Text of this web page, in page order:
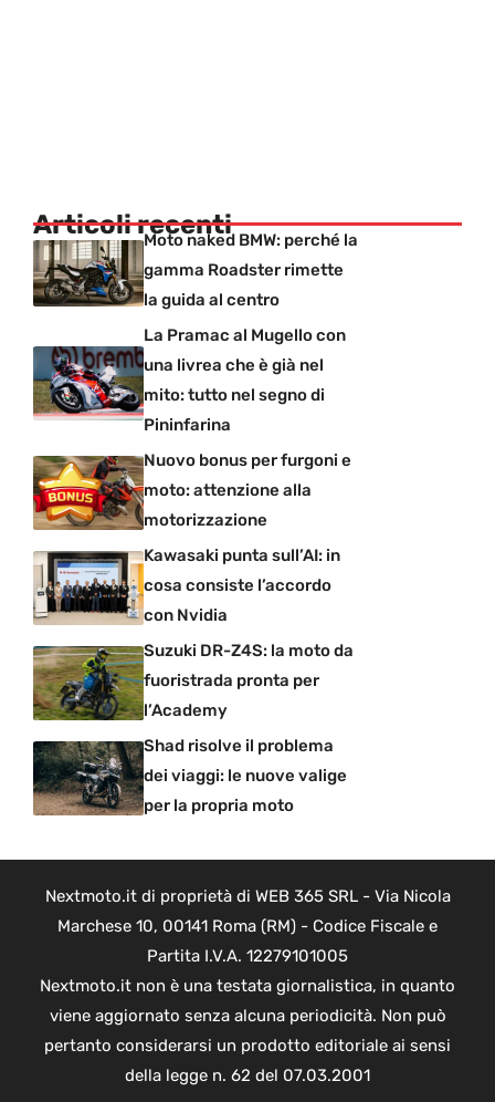
Articoli recentiMoto naked BMW: perché la
gamma Roadster rimette
la guida al centro
La Pramac al Mugello con
una livrea che è già nel
mito: tutto nel segno di
Pininfarina
Nuovo bonus per furgoni e
moto: attenzione alla
motorizzazione
Kawasaki punta sull’AI: in
cosa consiste l’accordo
con Nvidia
Suzuki DR-Z4S: la moto da
fuoristrada pronta per
l’Academy
Shad risolve il problema
dei viaggi: le nuove valige
per la propria moto
Nextmoto.it di proprietà di WEB 365 SRL - Via Nicola
Marchese 10, 00141 Roma (RM) - Codice Fiscale e
Partita I.V.A. 12279101005
Nextmoto.it non è una testata giornalistica, in quanto
viene aggiornato senza alcuna periodicità. Non può
pertanto considerarsi un prodotto editoriale ai sensi
della legge n. 62 del 07.03.2001